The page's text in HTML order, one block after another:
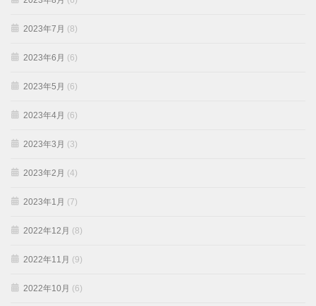
2023年7月 (8)
2023年6月 (6)
2023年5月 (6)
2023年4月 (6)
2023年3月 (3)
2023年2月 (4)
2023年1月 (7)
2022年12月 (8)
2022年11月 (9)
2022年10月 (6)